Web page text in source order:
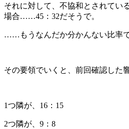
それに対して、不協和とされてい
場合……45 ： 32だそうで。
…… もうなんだか分かんない比率
その要領でいくと、前回確認した
1つ隣が、 16 ： 15
2つ隣が、 9 ： 8